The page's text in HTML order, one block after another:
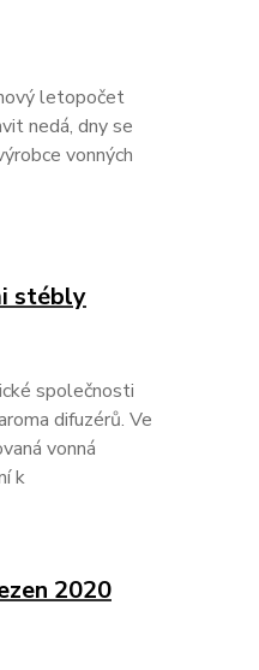
letopočet
nedá, dny se
vonných
stébly
společnosti
difuzérů. Ve
vonná
k
2020